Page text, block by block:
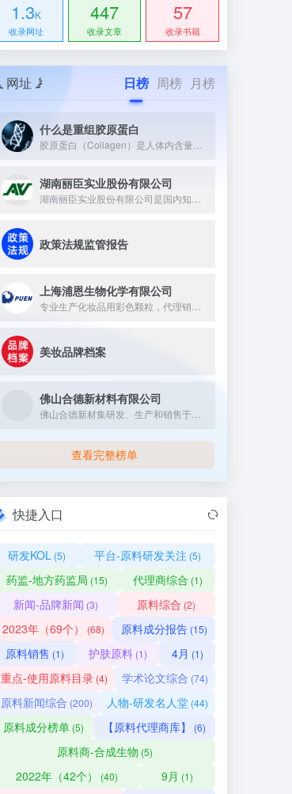
1.3K
收录网址
447
收录文章
57
收录书籍
网址 日榜 周榜 月榜
什么是重组胶原蛋白
湖南丽臣实业股份有限公司
政策法规监管报告
上海浦恩生物化学有限公司
美妆品牌档案
佛山合德新材料有限公司
查看完整榜单
快捷入口
研发KOL (5) 平台-原料研发关注 (5)
药监-地方药监局 (15) 代理商综合 (1)
新闻-品牌新闻 (3) 原料综合 (2)
2023年（69个） (68) 原料成分报告(15)
原料销售 (1) 护肤原料 (1) 4月 (1)
重点-使用原料目录 (4) 学术论文综合 (74)
原料新闻综合 (200) 人物-研发名人堂 (44)
原料成分榜单 (5) 【原料代理商库】 (6)
原料商-合成生物 (5)
2022年（42个） (40) 9月 (1)